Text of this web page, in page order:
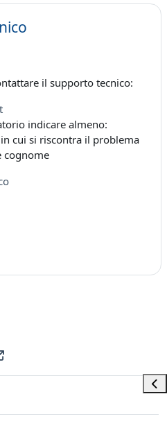
il supporto tecnico:
indicare almeno:
cui si riscontra il problema
cognome